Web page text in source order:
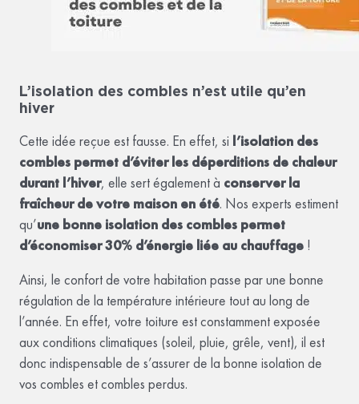
L’isolation des combles n’est utile qu’en
hiver
Cette idée reçue est fausse. En effet, si l’isolation des
combles permet d’éviter les déperditions de chaleur
durant l’hiver, elle sert également à conserver la
fraîcheur de votre maison en été. Nos experts estiment
qu’une bonne isolation des combles permet
d’économiser 30% d’énergie liée au chauffage !
Ainsi, le confort de votre habitation passe par une bonne
régulation de la température intérieure tout au long de
l’année. En effet, votre toiture est constamment exposée
aux conditions climatiques (soleil, pluie, grêle, vent), il est
donc indispensable de s’assurer de la bonne isolation de
vos combles et combles perdus.